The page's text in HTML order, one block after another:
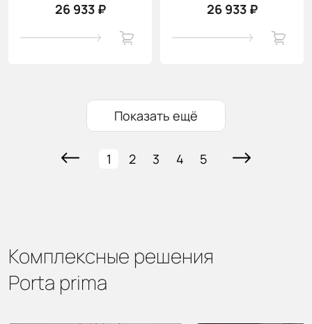
26 933 ₽ 26 933 ₽
Показать ещё
1 2 3 4 5
Комплексные решения
Porta prima